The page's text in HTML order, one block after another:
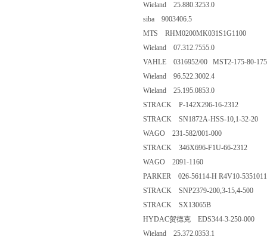
Wieland 25.880.3253.0
siba 9003406.5
MTS RHM0200MK031S1G1100
Wieland 07.312.7555.0
VAHLE 0316952/00 MST2-175-80-
Wieland 96.522.3002.4
Wieland 25.195.0853.0
STRACK P-142X296-16-2312
STRACK SN1872A-HSS-10,1-32-20
WAGO 231-582/001-000
STRACK 346X696-F1U-66-2312
WAGO 2091-1160
PARKER 026-56114-H R4V10-
STRACK SNP2379-200,3-15,4-500
STRACK SX13065B
HYDAC贺德克 EDS344-3-250-000
Wieland 25.372.0353.1